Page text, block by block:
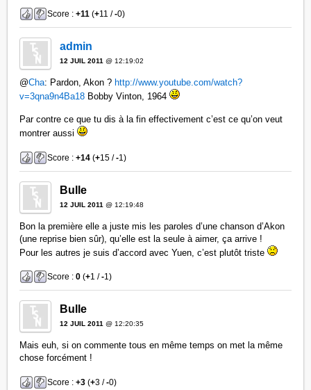
Score :+11 (+11 /-0)
admin
12 JUIL 2011 @ 12:19:02
@Cha: Pardon, Akon ?http://www.youtube.com/watch?
v=3qna9n4Ba18 Bobby Vinton, 1964
Par contre ce que tu dis à la fin effectivement c’est ce qu’on veut
montrer aussi
Score :+14 (+15 /-1)
Bulle
12 JUIL 2011 @ 12:19:48
Bon la première elle a juste mis les paroles d’une chanson d’Akon
(une reprise bien sûr), qu’elle est la seule à aimer, ça arrive !
Pour les autres je suis d’accord avec Yuen, c’est plutôt triste
Score :0 (+1 /-1)
Bulle
12 JUIL 2011 @ 12:20:35
Mais euh, si on commente tous en même temps on met la même
chose forcément !
Score :+3 (+3 /-0)